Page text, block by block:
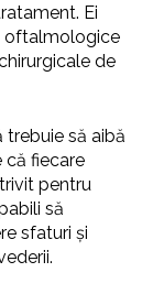
Ei
oftalmologice
de
să aibă
că fiecare
pentru
să
sfaturi și